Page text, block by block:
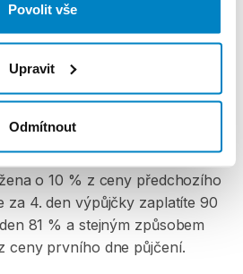
Povolit vše
Upravit
Odmítnout
se skládá platbou hotovostí
produktu. Po vrácení
v plné výši. Za vypůjčení
a odečtena za každý den
půjčení. Každý další den
o 10 % z ceny předchozího
za 4. den výpůjčky zaplatíte 90
81 % a stejným způsobem
ceny prvního dne půjčení.